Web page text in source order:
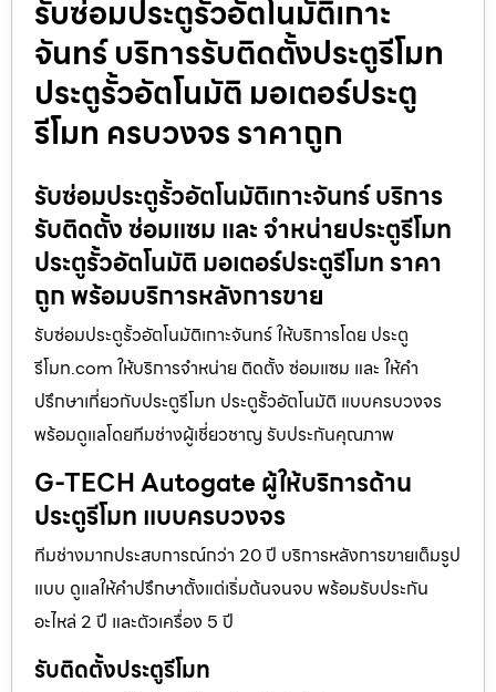
รับซ่อมประตูรั้วอัตโนมัติเกาะ
จันทร์ บริการรับติดตั้งประตูรีโมท
ประตูรั้วอัตโนมัติ มอเตอร์ประตู
รีโมท ครบวงจร ราคาถูก
รับซ่อมประตูรั้วอัตโนมัติเกาะจันทร์ บริการ
รับติดตั้ง ซ่อมแซม และ จำหน่ายประตูรีโมท
ประตูรั้วอัตโนมัติ มอเตอร์ประตูรีโมท ราคา
ถูก พร้อมบริการหลังการขาย
รับซ่อมประตูรั้วอัตโนมัติเกาะจันทร์ ให้บริการโดย ประตู
รีโมท.com ให้บริการจำหน่าย ติดตั้ง ซ่อมแซม และ ให้คำ
ปรึกษาเกี่ยวกับประตูรีโมท ประตูรั้วอัตโนมัติ แบบครบวงจร
พร้อมดูแลโดยทีมช่างผู้เชี่ยวชาญ รับประกันคุณภาพ
G-TECH Autogate ผู้ให้บริการด้าน
ประตูรีโมท แบบครบวงจร
ทีมช่างมากประสบการณ์กว่า 20 ปี บริการหลังการขายเต็มรูป
แบบ ดูแลให้คำปรึกษาตั้งแต่เริ่มต้นจนจบ พร้อมรับประกัน
อะไหล่ 2 ปี และตัวเครื่อง 5 ปี
รับติดตั้งประตูรีโมท